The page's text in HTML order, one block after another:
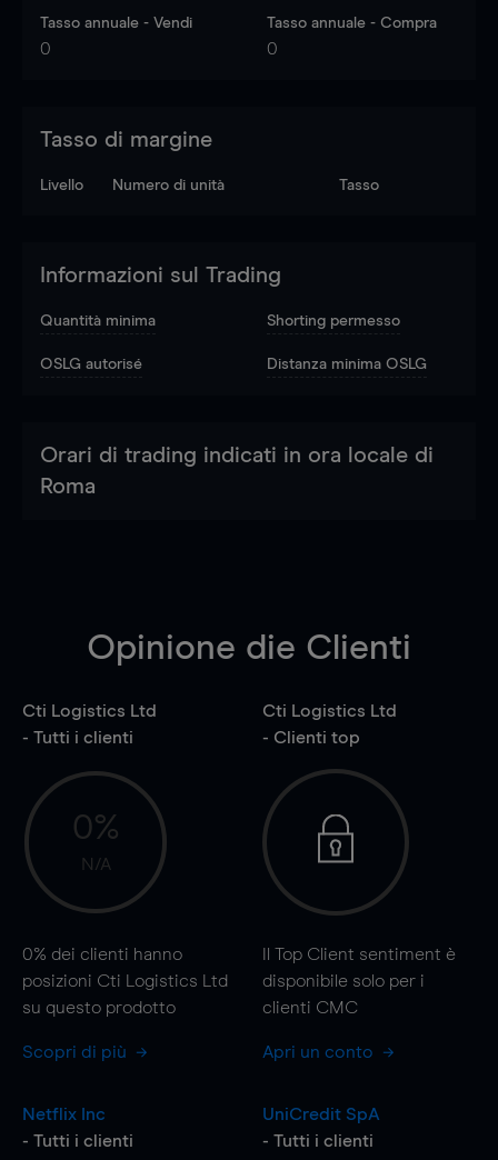
Tasso annuale - Vendi
0
Tasso annuale - Compra
0
Tasso di margine
Livello Numero di unità Tasso
Informazioni sul Trading
Quantità minima Shorting permesso
OSLG autorisé Distanza minima OSLG
Orari di trading indicati in ora locale di
Roma
Opinione die Clienti
Cti Logistics Ltd
- Tutti i clienti
0%
N/A
0% dei clienti hanno
posizioni Cti Logistics Ltd
su questo prodotto
Scopri di più
Cti Logistics Ltd
- Clienti top
Il Top Client sentiment è
disponibile solo per i
clienti CMC
Apri un conto
Netflix Inc
- Tutti i clienti
UniCredit SpA
- Tutti i clienti